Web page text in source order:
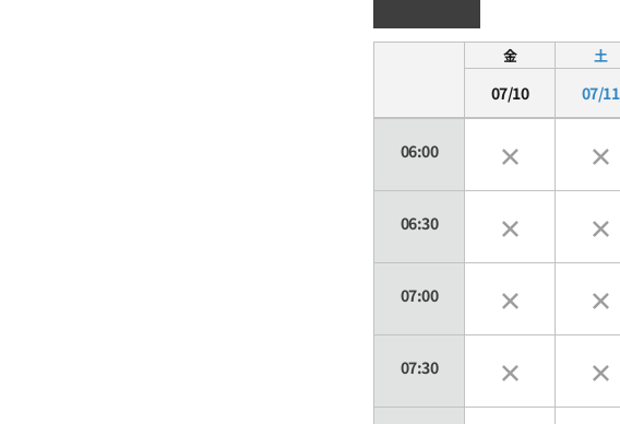
金
07/10
土
07/11
06:00
06:30
07:00
07:30